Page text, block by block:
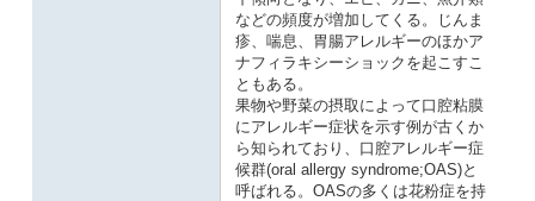
などの頻度が増加してくる。じんま
疹、喘息、胃腸アレルギーのほかア
ナフィラキシーショックを起こすこ
ともある。
果物や野菜の摂取によって口腔粘膜
にアレルギー症状を示す例が古くか
ら知られており、口腔アレルギー症
候群(oral allergy syndrome;OAS)と
呼ばれる。OASの多くは花粉症を持